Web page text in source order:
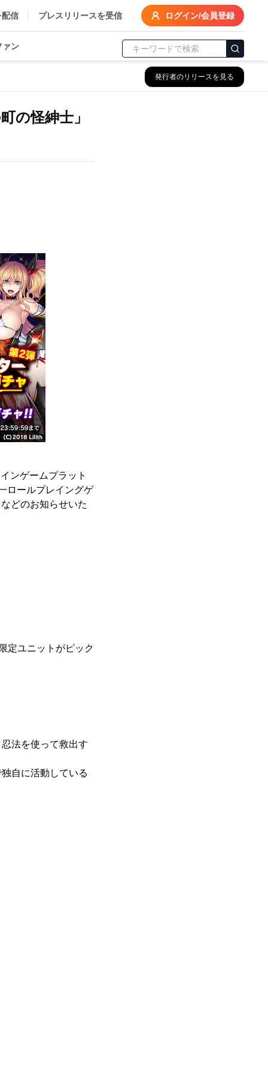
配信 プレスリリースを受信 ログイン/会員登録
ァン
発行者のリリースを見る
の怪紳士」
ンゲームプラット
ロールプレイングゲ
どのお知らせいた
定ユニットがピック
法を使って救出す
自に活動している